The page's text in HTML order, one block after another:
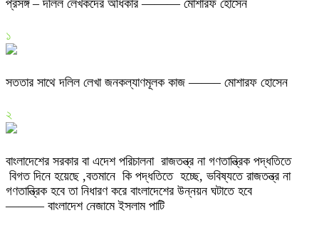
প্রসঙ্গ – দলিল লেখকদের অধিকার ——— মোশারফ হোসেন
১
সততার সাথে দলিল লেখা জনকল্যাণমূলক কাজ ——– মোশারফ হোসেন
২
বাংলাদেশের সরকার বা এদেশ পরিচালনা রাজতন্ত্র না গণতান্ত্রিক পদ্ধতিতে
বিগত দিনে হয়েছে ,বতমানে কি পদ্ধতিতে হচ্ছে, ভবিষ্যতে রাজতন্ত্র না
গণতান্ত্রিক হবে তা নিধারণ করে বাংলাদেশের উন্নয়ন ঘটাতে হবে
——— বাংলাদেশ নেজামে ইসলাম পাটি